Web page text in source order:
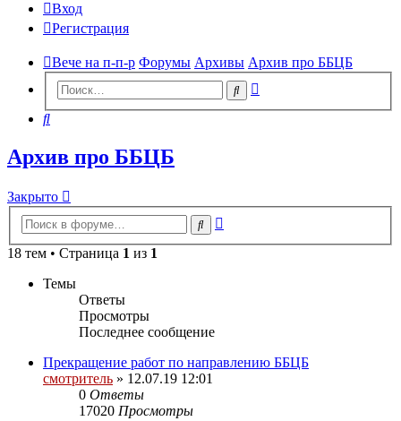
Вход
Регистрация
Вече на п-п-р Форумы Архивы Архив про ББЦБ
Поиск
Поиск
Архив про ББЦБ
Закрыто
Поиск
18 тем • Страница 1 из 1
Темы
Ответы
Просмотры
Последнее сообщение
Прекращение работ по направлению ББЦБ
смотритель » 12.07.19 12:01
0 Ответы
17020 Просмотры